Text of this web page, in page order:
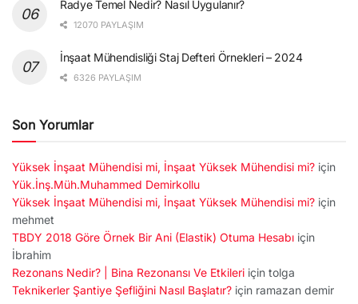
Radye Temel Nedir? Nasıl Uygulanır?
12070 PAYLAŞIM
İnşaat Mühendisliği Staj Defteri Örnekleri – 2024
6326 PAYLAŞIM
Son Yorumlar
Yüksek İnşaat Mühendisi mi, İnşaat Yüksek Mühendisi mi? için
Yük.İnş.Müh.Muhammed Demirkollu
Yüksek İnşaat Mühendisi mi, İnşaat Yüksek Mühendisi mi? için
mehmet
TBDY 2018 Göre Örnek Bir Ani (Elastik) Otuma Hesabı için
İbrahim
Rezonans Nedir? | Bina Rezonansı Ve Etkileri için tolga
Teknikerler Şantiye Şefliğini Nasıl Başlatır? için ramazan demir